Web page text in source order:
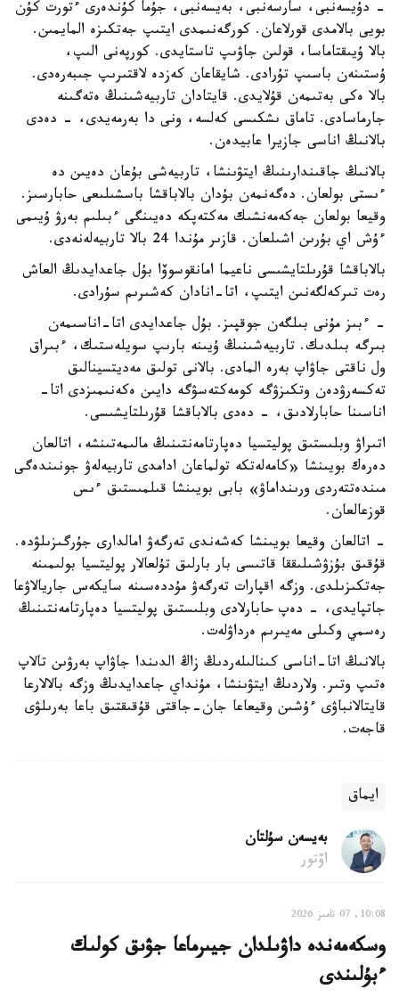
- دۇيسەنبى، سارسەنبى، بەيسەنبى، جۇما كۇندەرى ءتورت كۇن
بويى بالامدى قورلاعان. كورگەنىمدى ايتىپ جەتكىزە المايمىن.
بالا ۇيىقتاماسا، قولىن جاۋىپ تاستايدى. كورپەنى الىپ،
ۇستىنەن باسىپ تۇرادى. شايقاعان كەزدە لاقتىرىپ جىبەرەدى.
بالا ەكى بەتىمەن قۇلايدى. قايتادان تاربيەشىنىڭ ەتەگىنە
جارماسادى. تاماق ىشكىسى كەلسە، ونى دا بەرمەيدى، - دەدى
بالانىڭ اناسى جازيرا عابيدەن.
بالانىڭ جاقىندارىنىڭ ايتۋىنشا، تاربيەشى بۇعان دەيىن دە
ءىستى بولعان. دەگەنمەن بۇدان بالاباقشا باسشىلىعى حابارسىز.
وقيعا بولعان جەكەمەنشىك مەكتەپكە دەيىنگى ءبىلىم بەرۋ ۇيىمى
ءۇش اي بۇرىن اشىلعان. قازىر مۇندا 24 بالا تاربيەلەنەدى.
بالاباقشا قۇرىلتايشىسى ناعيما امانقوسوۆا بۇل جاعدايدىڭ العاش
رەت تىركەلگەنىن ايتىپ، اتا-انادان كەشىرىم سۇرادى.
- ءبىز مۇنى بىلگەن جوقپىز. بۇل جاعدايدى اتا-اناسىمەن
بىرگە بىلدىك. تاربيەشىنىڭ ۇيىنە بارىپ سويلەستىك، ءبىراق
ول ناقتى جاۋاپ بەرە المادى. بالانى تولىق مەديتسينالىق
تەكسەرۋدەن وتكىزۋگە كومەكتەسۋگە دايىن ەكەنىمىزدى اتا-
اناسىنا حابارلادىق، - دەدى بالاباقشا قۇرىلتايشىسى.
اتىراۋ وبلىستىق پوليتسيا دەپارتامەنتىنىڭ مالىمەتىنشە، اتالعان
دەرەك بويىنشا «كامەلەتكە تولماعان ادامدى تاربيەلەۋ جونىندەگى
مىندەتتەردى ورىنداماۋ» بابى بويىنشا قىلمىستىق ءىس
قوزعالعان.
- اتالعان وقيعا بويىنشا كەشەندى تەرگەۋ امالدارى جۇرگىزىلۋدە.
قۇقىق بۇزۋشىلىققا قاتىسى بار بارلىق تۇلعالار پوليتسيا بولىمىنە
جەتكىزىلدى. وزگە اقپارات تەرگەۋ مۇددەسىنە سايكەس جاريالاۋعا
جاتپايدى، - دەپ حابارلادى وبلىستىق پوليتسيا دەپارتامەنتىنىڭ
رەسمي وكىلى مەيىرىم ەرداۋلەت.
بالانىڭ اتا-اناسى كىنالىلەردىڭ زاڭ الدىندا جاۋاپ بەرۋىن تالاپ
ەتىپ وتىر. ولاردىڭ ايتۋىنشا، مۇنداي جاعدايدىڭ وزگە بالالارعا
قايتالانباۋى ءۇشىن وقيعاعا جان-جاقتى قۇقىقتىق باعا بەرىلۋى
قاجەت.
ايماق
بەيسەن سۇلتان
اۆتور
10:08, 07 تامىز 2026
وسكەمەندە داۋىلدان جيىرماعا جۋىق كولىك
ءبۇلىندى